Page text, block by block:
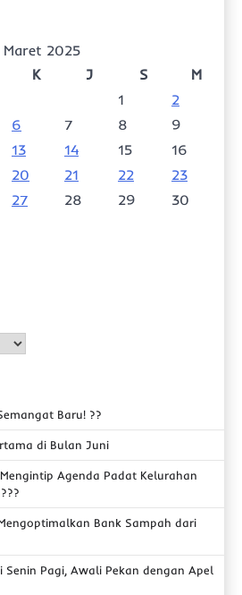
Maret 2025
K J S
M
1
2
6 7 8
9
13 14 15
16
20 21 22
23
27 28 29
30
Baru! ??
di Bulan Juni
Agenda Padat Kelurahan
Bank Sampah dari
Senin Pagi, Awali Pekan dengan Apel